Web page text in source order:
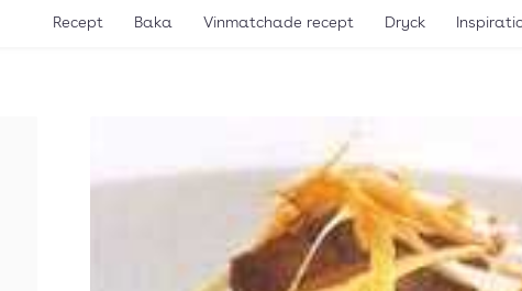
Recept Baka Vinmatchade recept Dryck